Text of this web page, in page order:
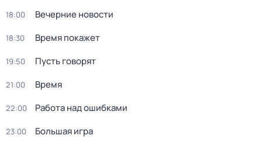
18:00 Вечерние новости
18:30 Время покажет
19:50 Пусть говорят
21:00 Время
22:00 Работа над ошибками
23:00 Большая игра